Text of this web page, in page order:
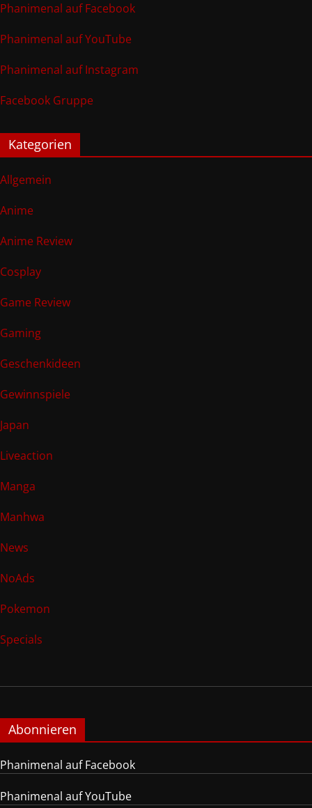
Phanimenal auf Facebook
Phanimenal auf YouTube
Phanimenal auf Instagram
Facebook Gruppe
Kategorien
Allgemein
Anime
Anime Review
Cosplay
Game Review
Gaming
Geschenkideen
Gewinnspiele
Japan
Liveaction
Manga
Manhwa
News
NoAds
Pokemon
Specials
Abonnieren
Phanimenal auf Facebook
Phanimenal auf YouTube